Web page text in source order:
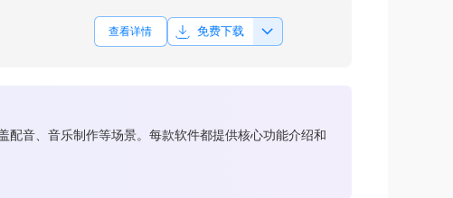
查看详情 免费下载
配音、音乐制作等场景。每款软件都提供核心功能介绍和